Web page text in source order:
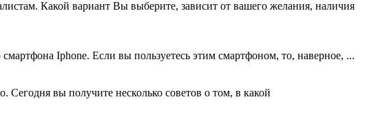
Какой вариант Вы выберите, зависит от вашего желания, наличия
Iphone. Если вы пользуетесь этим смартфоном, то, наверное, ...
вы получите несколько советов о том, в какой